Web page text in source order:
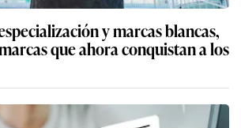
y marcas blancas,
que ahora conquistan a los